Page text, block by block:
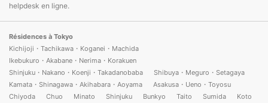
helpdesk en ligne.
Résidences à Tokyo
Kichijoji・Tachikawa・Koganei・Machida
Ikebukuro・Akabane・Nerima・Korakuen
Shinjuku・Nakano・Koenji・Takadanobaba
Shibuya・Meguro・Setagaya
Kamata・Shinagawa・Akihabara・Aoyama
Asakusa・Ueno・Toyosu
Chiyoda
Chuo Minato Shinjuku Bunkyo Taito Sumida
Koto